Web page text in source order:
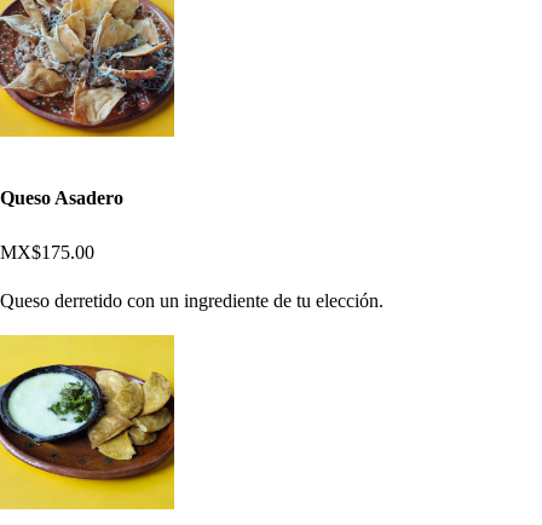
Queso Asadero
MX$175.00
Queso derretido con un ingrediente de tu elección.